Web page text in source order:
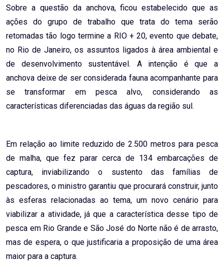
Sobre a questão da anchova, ficou estabelecido que as
ações do grupo de trabalho que trata do tema serão
retomadas tão logo termine a RIO + 20, evento que debate,
no Rio de Janeiro, os assuntos ligados à área ambiental e
de desenvolvimento sustentável. A intenção é que a
anchova deixe de ser considerada fauna acompanhante para
se transformar em pesca alvo, considerando as
características diferenciadas das águas da região sul.
Em relação ao limite reduzido de 2.500 metros para pesca
de malha, que fez parar cerca de 134 embarcações de
captura, inviabilizando o sustento das famílias de
pescadores, o ministro garantiu que procurará construir, junto
às esferas relacionadas ao tema, um novo cenário para
viabilizar a atividade, já que a característica desse tipo de
pesca em Rio Grande e São José do Norte não é de arrasto,
mas de espera, o que justificaria a proposição de uma área
maior para a captura.